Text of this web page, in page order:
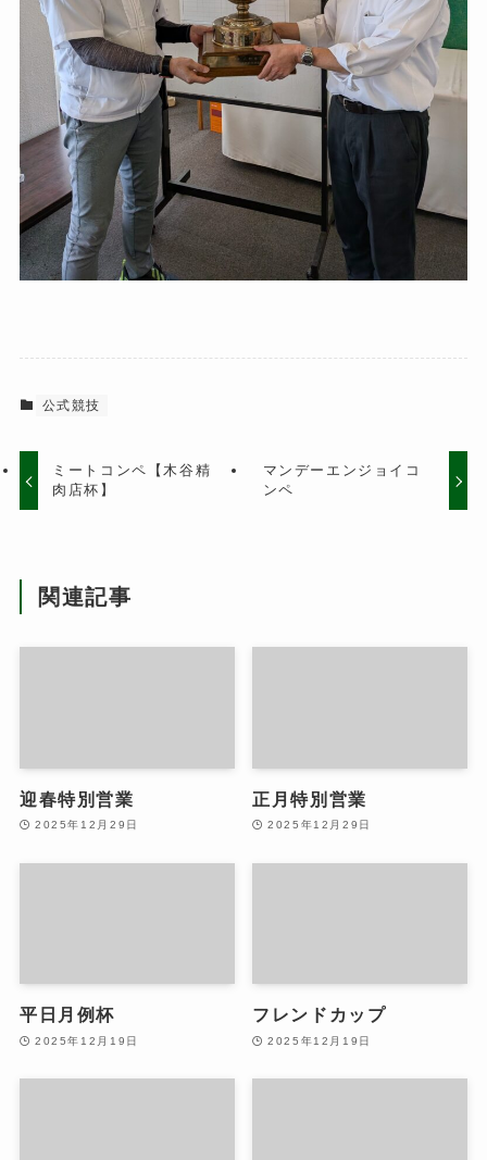
公式競技
ミートコンペ【木谷精
肉店杯】
マンデーエンジョイコ
ンペ
関連記事
迎春特別営業
2025年12月29日
正月特別営業
2025年12月29日
平日月例杯
2025年12月19日
フレンドカップ
2025年12月19日